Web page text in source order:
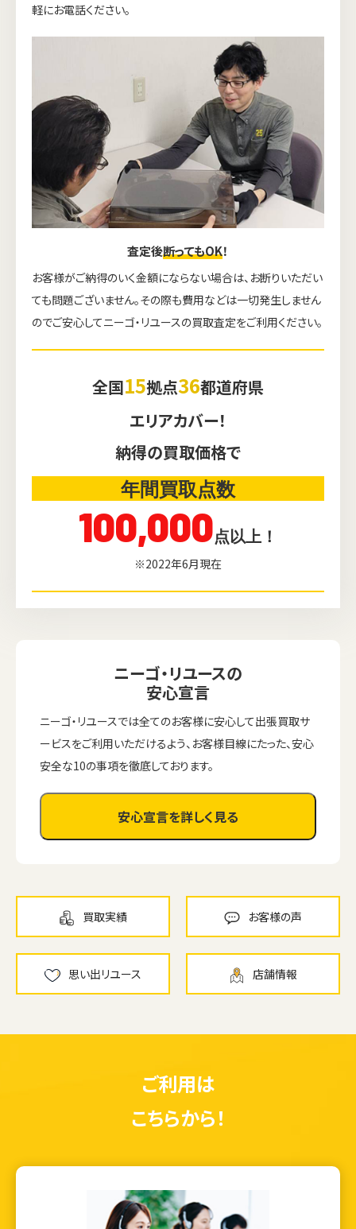
軽にお電話ください。
査定後断ってもOK！
お客様がご納得のいく金額にならない場合は、お断りいただい
ても問題ございません。その際も費用などは一切発生しません
のでご安心してニーゴ・リユースの買取査定をご利用ください。
全国15拠点36都道府県
エリアカバー！
納得の買取価格で
年間買取点数
100,000点以上！
※2022年6月現在
ニーゴ・リユースの
安心宣言
ニーゴ・リユースでは全てのお客様に安心して出張買取サ
ービスをご利用いただけるよう、お客様目線にたった、安心
安全な10の事項を徹底しております。
安心宣言を詳しく見る
買取実績 お客様の声
思い出リユース 店舗情報
ご利用は
こちらから！